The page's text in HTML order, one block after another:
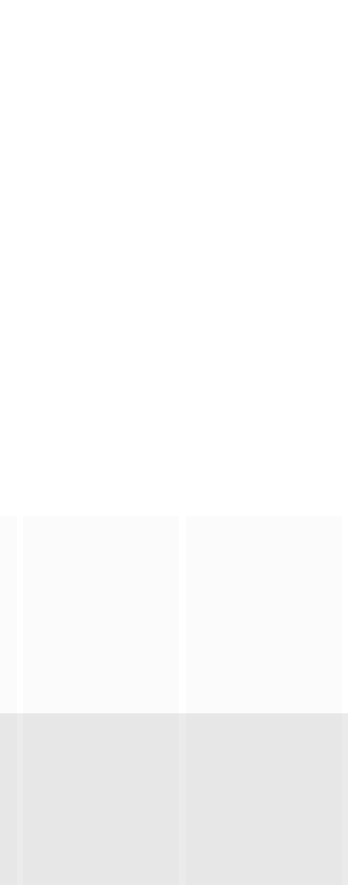
高武学院后逐渐结识
命运相连。当人类世界灾难骤起，风云失色，
，他身化亿万血雨，洒落万古岁月，经历无
香喝辣，一跃成为人上人时，他却发现自己既
经典、结合潮流、呈现崭新的花仙子世界